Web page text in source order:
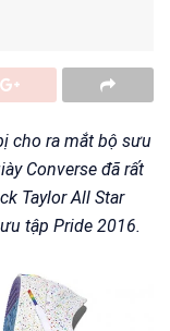
cho ra mắt bộ sưu
Converse đã rất
Taylor All Star
tập Pride 2016.